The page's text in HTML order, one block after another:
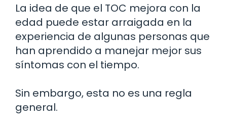
La idea de que el TOC mejora con la
edad puede estar arraigada en la
experiencia de algunas personas que
han aprendido a manejar mejor sus
síntomas con el tiempo.
Sin embargo, esta no es una regla
general.